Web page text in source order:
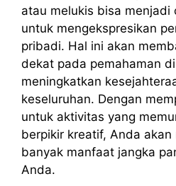
atau melukis bisa menjadi
untuk mengekspresikan
pribadi. Hal ini akan
dekat pada pemahaman
meningkatkan
keseluruhan. Dengan
untuk aktivitas yang
berpikir kreatif, Anda
banyak manfaat jangka
Anda.